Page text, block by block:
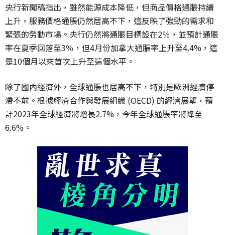
央行新聞稿指出，雖然能源成本降低，但商品價格通脹持續
上升，服務價格通脹仍然居高不下，這反映了強勁的需求和
緊張的勞動市場。央行仍然將通脹目標設在2％，並預計通脹
率在夏季回落至3％，但4月份加拿大通脹率上升至4.4%，這
是10個月以來首次上升至這個水平。
除了國內經濟外，全球通脹也居高不下，特別是歐洲經濟停
滯不前。根據經濟合作與發展組織 (OECD) 的經濟展望，預
計2023年全球經濟將增長2.7%，今年全球通脹率將降至
6.6%。